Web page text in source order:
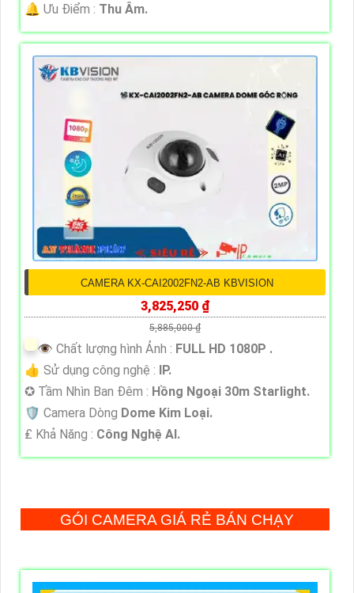
️🔔 Ưu Điểm : Thu Âm.
CAMERA KX-CAI2002FN2-AB KBVISION
3,825,250 ₫
5,885,000 ₫
👁 Chất lượng hình Ảnh : FULL HD 1080P .
👍 Sử dụng công nghệ : IP.
✪ Tầm Nhìn Ban Đêm : Hồng Ngoại 30m Starlight.
🛡 Camera Dòng Dome Kim Loại.
️₤ Khả Năng : Công Nghệ AI.
GÓI CAMERA GIÁ RẺ BÁN CHẠY